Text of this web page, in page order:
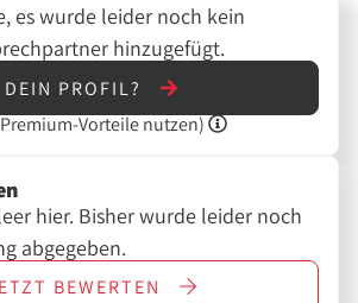
es wurde leider noch kein
hinzugefügt.
DEIN PROFIL?
Premium-Vorteile nutzen)
hier. Bisher wurde leider noch
abgegeben.
BEWERTEN